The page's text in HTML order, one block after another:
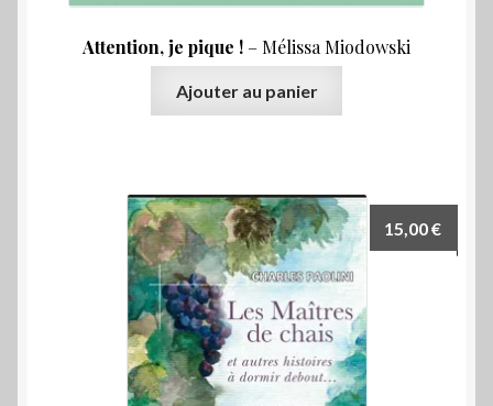
Attention, je pique ! – Mélissa Miodowski
Ajouter au panier
15,00€